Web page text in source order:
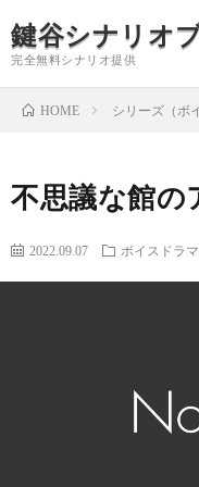
鍵谷シナリオ
完全無料シナリオ提供
HOME シリーズ（ボ
不思議な館の
2022.09.07 ボイスドラマ